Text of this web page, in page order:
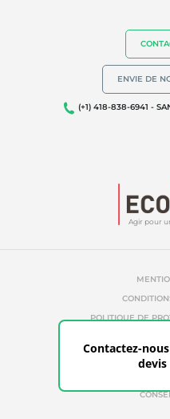
Agir pour
ENVIE DE
(+1) 418-838-6941 -
POLITIQUE DE
Contactez-
devis